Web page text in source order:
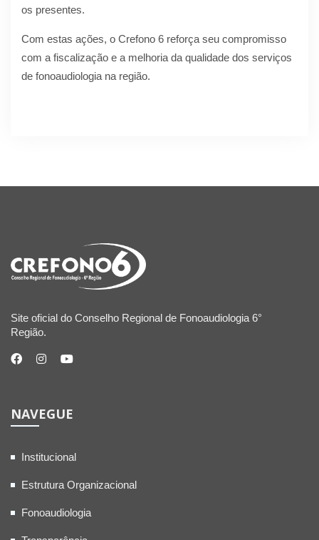
os presentes.
Com estas ações, o Crefono 6 reforça seu compromisso
com a fiscalização e a melhoria da qualidade dos serviços
de fonoaudiologia na região.
Site oficial do Conselho Regional de Fonoaudiologia 6°
Região.
NAVEGUE
Institucional
Estrutura Organizacional
Fonoaudiologia